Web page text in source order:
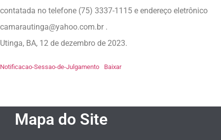
contatada no telefone (75) 3337-1115 e endereço eletrônico
camarautinga@yahoo.com.br .
Utinga, BA, 12 de dezembro de 2023.
Notificacao-Sessao-de-Julgamento Baixar
Mapa do Site